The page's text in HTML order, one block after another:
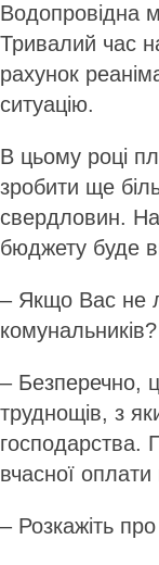
Водопровідна
Тривалий час
рахунок
ситуацію.
В цьому році
зробити ще
свердловин.
бюджету буде
– Якщо Вас не
комунальників?
– Безперечно,
труднощів, з
господарства.
вчасної оплати
– Розкажіть